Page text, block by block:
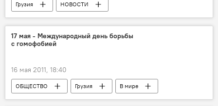
Грузия НОВОСТИ
17 мая - Международный день борьбы
с гомофобией
16 мая 2011, 18:40
ОБЩЕСТВО Грузия
В мире
НОВОСТИ